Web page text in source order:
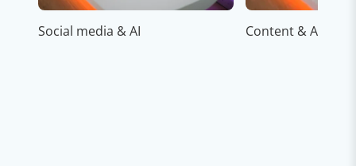
Social media & AI Content & AI